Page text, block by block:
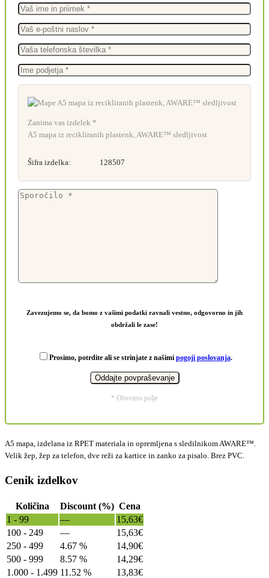
Zanima vas izdelek *
A5 mapa iz recikliranih plastenk, AWARE™ sledljivost
Šifra izdelka: 128507
Zavezujemo se, da bomo z vašimi podatki ravnali vestno, odgovorno in jih
obdržali le zase!
Prosimo, potrdite ali se strinjate z našimi pogoji poslovanja.
* Obvezno polje
A5 mapa, izdelana iz RPET materiala in opremljena s sledilnikom AWARE™.
Velik žep, žep za telefon, dve reži za kartice in zanko za pisalo. Brez PVC.
Cenik izdelkov
Količina Discount (%) Cena
1 - 99
— 15,63€
100 - 249
— 15,63€
250 - 499
4.67 % 14,90€
500 - 999
8.57 % 14,29€
1.000 - 1.499 11.52 % 13,83€